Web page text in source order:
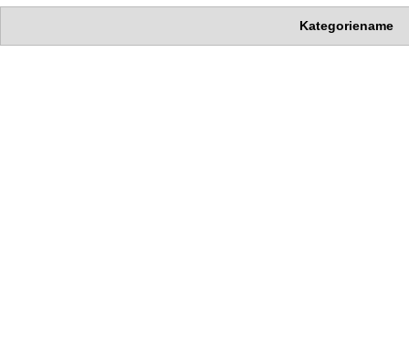
Kategoriename